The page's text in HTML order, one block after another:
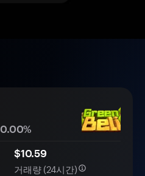
0.00%
$10.59
거래량 (24시간)